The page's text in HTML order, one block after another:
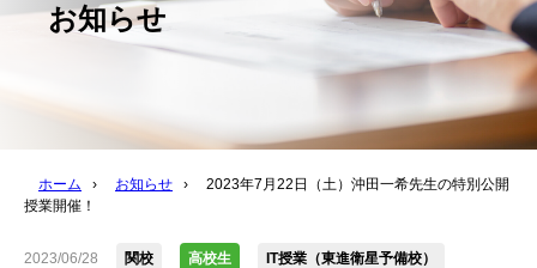
お知らせ
ホーム › お知らせ ›
2023年7月22日（土）沖田一希先生の特別公開
授業開催！
2023/06/28 関校 高校生 IT授業（東進衛星予備校）